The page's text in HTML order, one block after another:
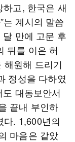
하고, 한국은 새
는 계시의 말씀
만에 고문 후
뒤를 이은 허
해원해 드리기
정성을 다하였
대동보안서
끝내 부인하
다. 1,600년의
마음은 같았